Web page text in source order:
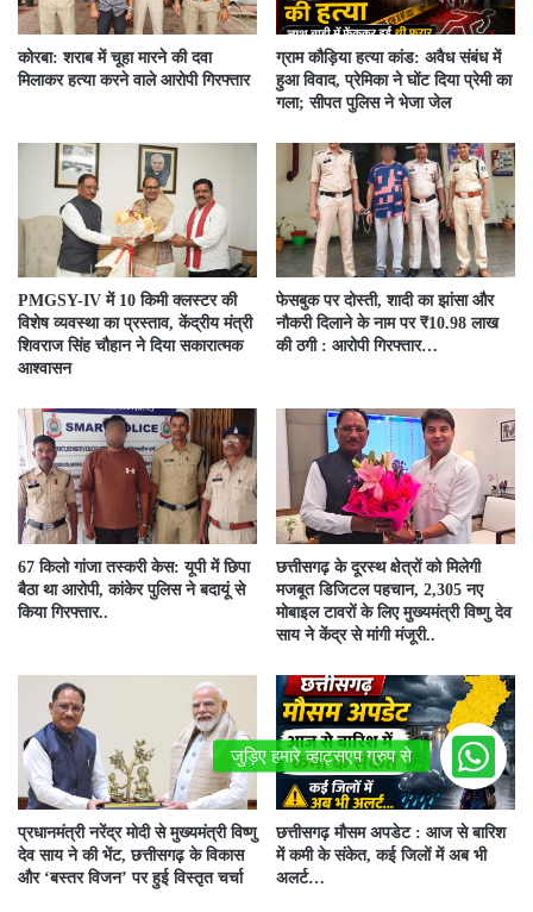
कोरबा: शराब में चूहा मारने की दवा
मिलाकर हत्या करने वाले आरोपी गिरफ्तार
ग्राम कौड़िया हत्या कांड: अवैध संबंध में
हुआ विवाद, प्रेमिका ने घोंट दिया प्रेमी का
गला; सीपत पुलिस ने भेजा जेल
PMGSY-IV में 10 किमी क्लस्टर की
विशेष व्यवस्था का प्रस्ताव, केंद्रीय मंत्री
शिवराज सिंह चौहान ने दिया सकारात्मक
आश्वासन
फेसबुक पर दोस्ती, शादी का झांसा और
नौकरी दिलाने के नाम पर ₹10.98 लाख
की ठगी : आरोपी गिरफ्तार…
67 किलो गांजा तस्करी केस: यूपी में छिपा
बैठा था आरोपी, कांकेर पुलिस ने बदायूं से
किया गिरफ्तार..
छत्तीसगढ़ के दूरस्थ क्षेत्रों को मिलेगी
मजबूत डिजिटल पहचान, 2,305 नए
मोबाइल टावरों के लिए मुख्यमंत्री विष्णु देव
साय ने केंद्र से मांगी मंजूरी..
प्रधानमंत्री नरेंद्र मोदी से मुख्यमंत्री विष्णु
देव साय ने की भेंट, छत्तीसगढ़ के विकास
और ‘बस्तर विजन’ पर हुई विस्तृत चर्चा
छत्तीसगढ़ मौसम अपडेट : आज से बारिश
में कमी के संकेत, कई जिलों में अब भी
अलर्ट…